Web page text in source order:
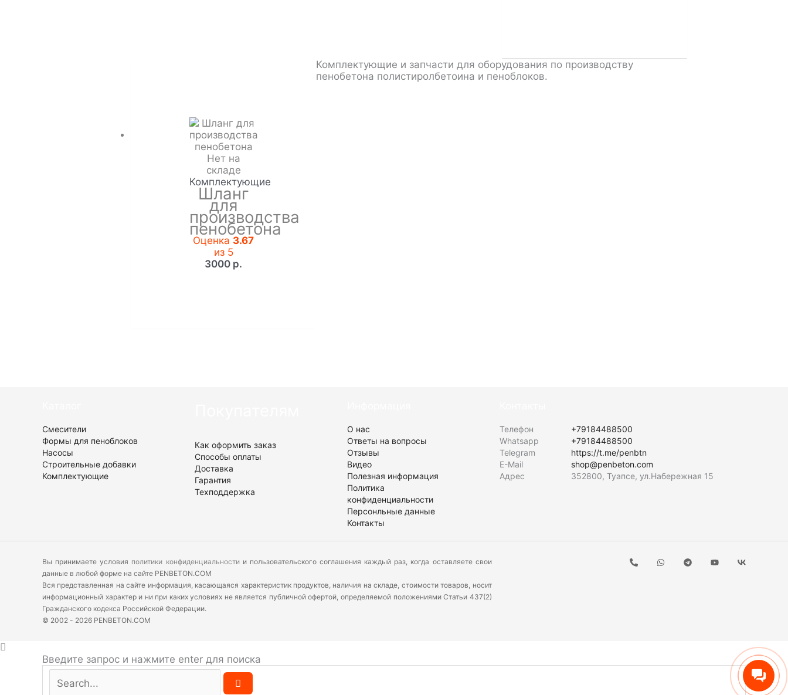
Нет на
складе
Комплектующие
Шланг
для
производства
пенобетона
Оценка 3.67
из 5
3000 р.
Комплектующие и запчасти для оборудования по производству
пенобетона полистиролбетоина и пеноблоков.
Смесители
Формы для пеноблоков
Насосы
Строительные добавки
Комплектующие
Как оформить заказ
Способы оплаты
Доставка
Гарантия
Техподдержка
О нас
Ответы на вопросы
Отзывы
Видео
Полезная информация
Политика
конфиденциальности
Персонльные данные
Контакты
Телефон
+79184488500
Whatsapp
+79184488500
Telegram
https://t.me/penbtn
E-Mail
shop@penbeton.com
Адрес
352800, Туапсе, ул.Набережная 15
Вы принимаете условия политики конфиденциальностии пользовательского соглашения каждый раз, когда оставляете свои
данные в любой форме на сайте PENBETON.COM
Вся представленная на сайте информация, касающаяся характеристик продуктов, наличия на складе, стоимости товаров, носит
информационный характер и ни при каких условиях не является публичной офертой, определяемой положениями Статьи 437(2)
Гражданского кодекса Российской Федерации.
© 2002 - 2026 PENBETON.COM
Введите запрос и нажмите enter для поиска